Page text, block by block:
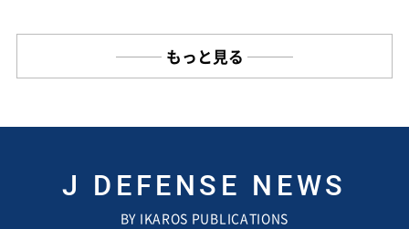
もっと見る
J DEFENSE NEWS
BY IKAROS PUBLICATIONS